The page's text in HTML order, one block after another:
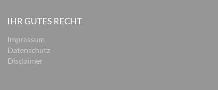
IHR GUTES RECHT
Impressum
Datenschutz
Disclaimer